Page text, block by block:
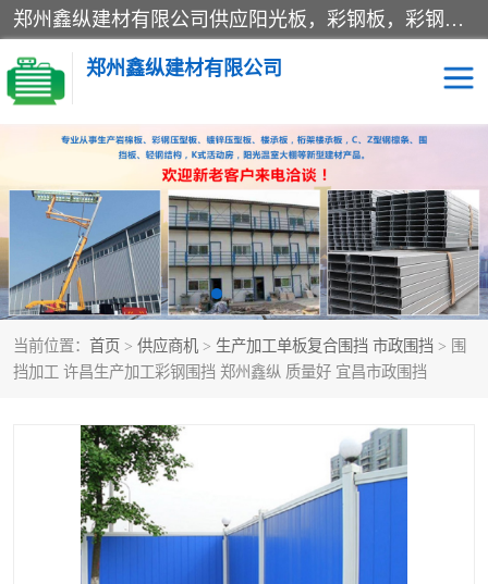
郑州鑫纵建材有限公司供应阳光板，彩钢板，彩钢钢构工程是一家集生产销售租赁安装于一体的企业，主要生产PC采光板，耐力板，仿古琉璃采光板，岩棉板、彩钢压型板、镀锌压型板、桁架楼承板，C、Z型钢檩条、围挡板、轻钢结构，阳光温室大棚等新型建材产品。公司旗下有多台移动式高空压瓦机租赁，承接全国各地业务，专业对外租赁各种型号压瓦机。
郑州鑫纵建材有限公司
当前位置： 首页 > 供应商机 > 生产加工单板复合围挡 市政围挡 > 围
挡加工 许昌生产加工彩钢围挡 郑州鑫纵 质量好 宜昌市政围挡
高空瓦机租赁 ASA合成树脂仿古瓦
CZ型钢 FRP采光板
PC多层板 PC耐力板
建筑围挡 楼层板
岩棉板 钢结构配件
彩钢板
生产加工单板复合围挡 市